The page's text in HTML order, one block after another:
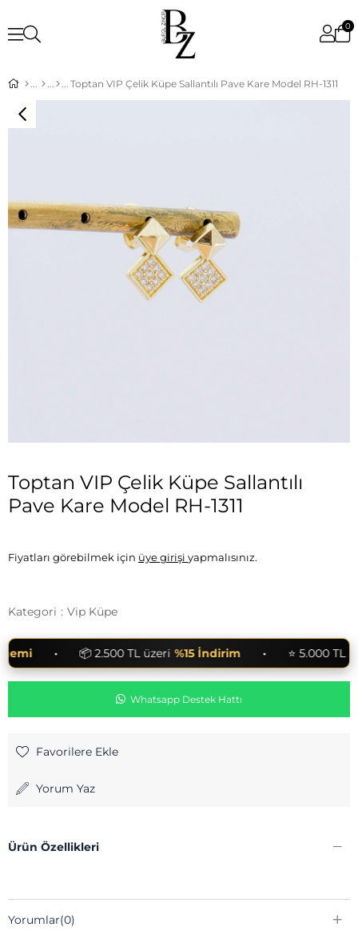
0
Toptan VIP Çelik Küpe Sallantılı Pave Kare Model RH-1311
Toptan VIP Çelik Küpe Sallantılı
Pave Kare Model RH-1311
Fiyatları görebilmek için üye girişi yapmalısınız.
Kategori : Vip Küpe
📦 2.500 TL üzeri %15 İndirim ⭐ 5.000 TL
Whatsapp Destek Hattı
Favorilere Ekle
Yorum Yaz
Ürün Özellikleri
Yorumlar(0)